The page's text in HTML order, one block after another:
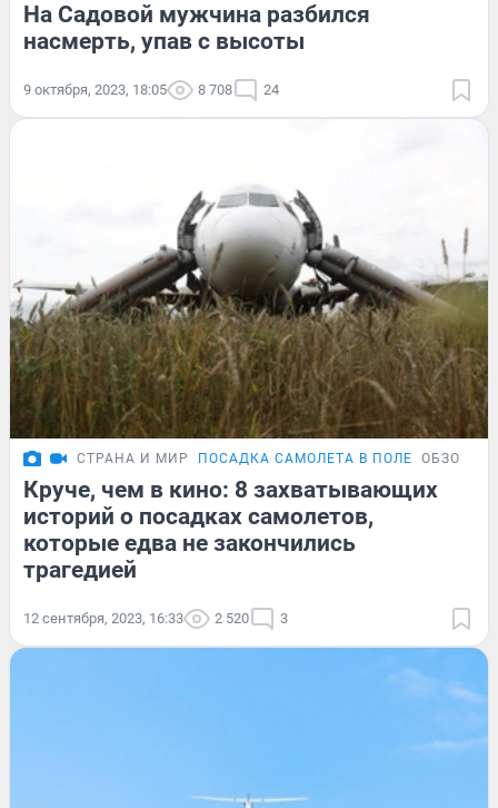
На Садовой мужчина разбился
насмерть, упав с высоты
9 октября, 2023, 18:05 8 708 24
СТРАНА И МИР ПОСАДКА САМОЛЕТА В ПОЛЕ ОБЗОР
Круче, чем в кино: 8 захватывающих
историй о посадках самолетов,
которые едва не закончились
трагедией
12 сентября, 2023, 16:33 2 520 3